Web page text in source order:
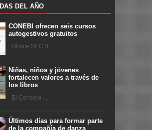
DEL AÑO
CONEBI ofrecen seis cursos
autogestivos gratuitos
Ofrece SECTI ...
Niñas, niños y jóvenes
fortalecen valores a través de
los libros
El Consejo ...
Últimos días para formar parte
de la compañía de danza